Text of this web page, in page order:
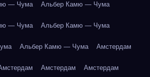
— Чума Альбер Камю — Чума
— Чума Альбер Камю — Чума
Альбер Камю — Чума Амстердам
Амстердам Амстердам